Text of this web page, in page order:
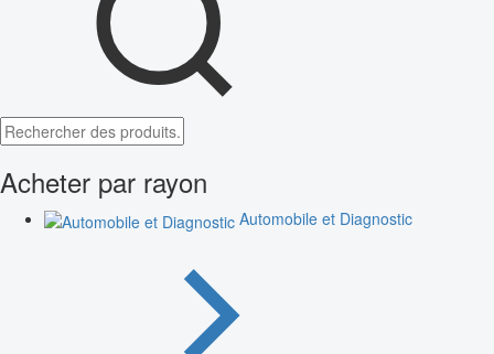
Acheter par rayon
Automobile et Diagnostic